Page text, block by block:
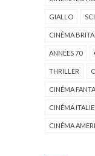
GIALLO
CINÉMA
ANNÉES 70
THRILLER
CINÉMA
CINÉMA
CINÉMA